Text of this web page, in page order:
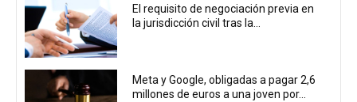
El requisito de negociación previa en
la jurisdicción civil tras la...
Meta y Google, obligadas a pagar 2,6
millones de euros a una joven por...